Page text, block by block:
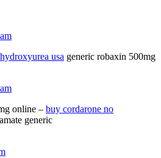
hydroxyurea usa generic robaxin 500mg
online – buy cordarone no
generic